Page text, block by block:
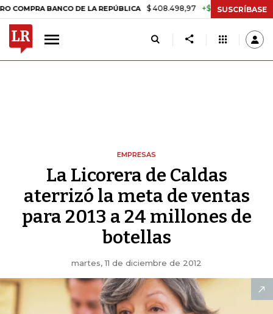
BANCO DE LA REPÚBLICA $ 408.498,97 +$ 8.753,81 +2,19% TASA
SUSCRÍBASE
EMPRESAS
La Licorera de Caldas
aterrizó la meta de ventas
para 2013 a 24 millones de
botellas
martes, 11 de diciembre de 2012